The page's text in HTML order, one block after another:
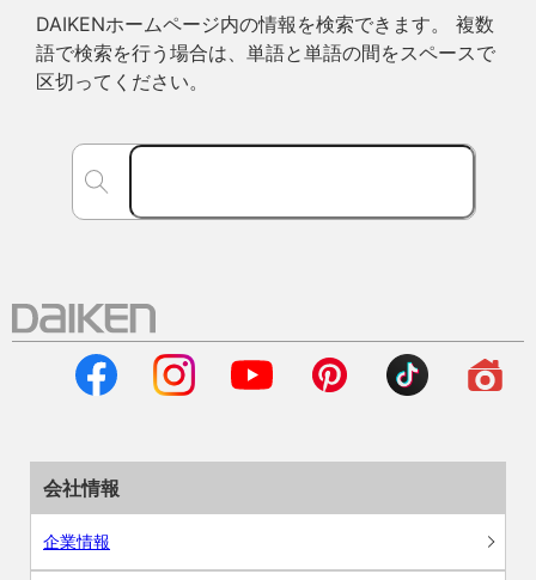
DAIKENホームページ内の情報を検索できます。 複数
語で検索を行う場合は、単語と単語の間をスペースで
区切ってください。
会社情報
企業情報